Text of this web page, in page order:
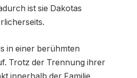
ist sie Dakotas
in einer berühmten
Trotz der Trennung ihrer